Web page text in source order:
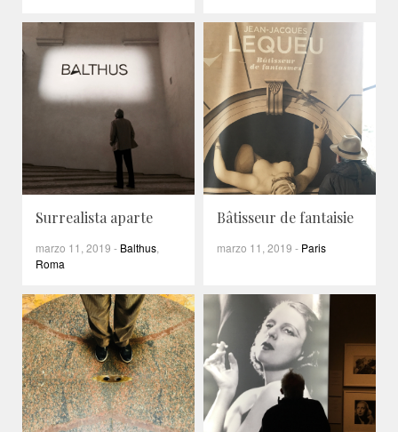
Surrealista aparte
marzo 11, 2019 - Balthus
Roma
Bâtisseur de fantaisie
marzo 11, 2019 - Paris